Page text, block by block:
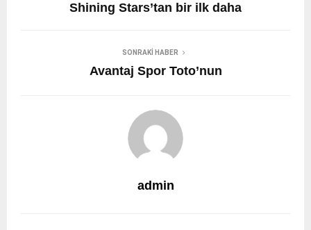
Shining Stars’tan bir ilk daha
SONRAKI HABER
Avantaj Spor Toto’nun
admin